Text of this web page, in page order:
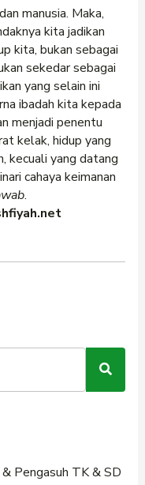
manusia. Maka,
kita jadikan
kita, bukan sebagai
sekedar sebagai
yang selain ini
ibadah kita kepada
menjadi penentu
kelak, hidup yang
kecuali yang datang
cahaya keimanan
.
Pengasuh TK & SD